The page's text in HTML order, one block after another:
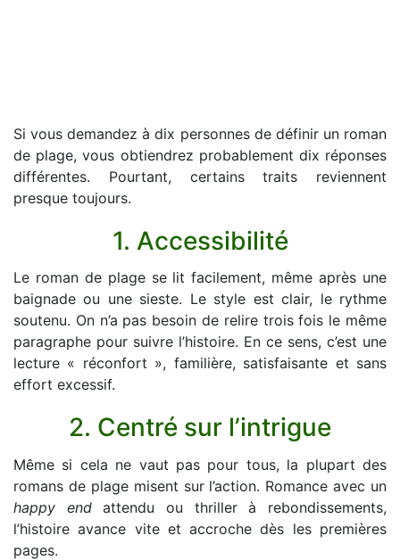
Si vous demandez à dix personnes de définir un roman
de plage, vous obtiendrez probablement dix réponses
différentes. Pourtant, certains traits reviennent
presque toujours.
1. Accessibilité
Le roman de plage se lit facilement, même après une
baignade ou une sieste. Le style est clair, le rythme
soutenu. On n’a pas besoin de relire trois fois le même
paragraphe pour suivre l’histoire. En ce sens, c’est une
lecture « réconfort », familière, satisfaisante et sans
effort excessif.
2. Centré sur l’intrigue
Même si cela ne vaut pas pour tous, la plupart des
romans de plage misent sur l’action. Romance avec un
happy endattendu ou thriller à rebondissements,
l’histoire avance vite et accroche dès les premières
pages.